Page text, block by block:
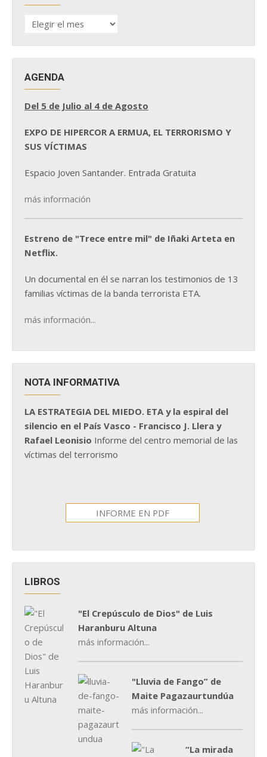
HISTÓRICO
DE
AGENDA
Del 5 de Julio al 4 de Agosto
EXPO DE HIPERCOR A ERMUA, EL TERRORISMO Y
SUS VÍCTIMAS
Espacio Joven Santander. Entrada Gratuita
más información
Estreno de "Trece entre mil" de Iñaki Arteta en
Netflix.
Un documental en él se narran los testimonios de 13
familias víctimas de la banda terrorista ETA.
más información...
NOTA INFORMATIVA
LA ESTRATEGIA DEL MIEDO. ETA y la espiral del
silencio en el País Vasco - Francisco J. Llera y
Rafael Leonisio Informe del centro memorial de las
víctimas del terrorismo
INFORME EN PDF
LIBROS
"El Crepúsculo de Dios" de Luis
Haranburu Altuna
más información...
"Lluvia de Fango” de
Maite Pagazaurtundúa
más información...
“La mirada